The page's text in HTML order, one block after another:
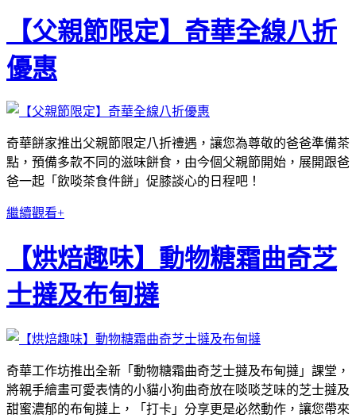
【父親節限定】奇華全線八折
優惠
奇華餅家推出父親節限定八折禮遇，讓您為尊敬的爸爸準備茶
點，預備多款不同的滋味餅食，由今個父親節開始，展開跟爸
爸一起「飲啖茶食件餅」促膝談心的日程吧！
繼續觀看+
【烘焙趣味】動物糖霜曲奇芝
士撻及布甸撻
奇華工作坊推出全新「動物糖霜曲奇芝士撻及布甸撻」課堂，
將親手繪畫可愛表情的小貓小狗曲奇放在啖啖芝味的芝士撻及
甜蜜濃郁的布甸撻上，「打卡」分享更是必然動作，讓您帶來